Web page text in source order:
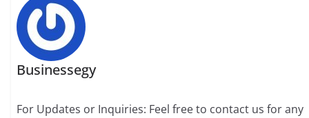
Businessegy
For Updates or Inquiries: Feel free to contact us for any